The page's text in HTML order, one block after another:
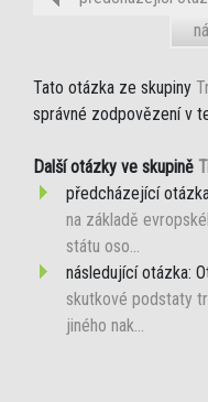
Tato otázka ze skupiny
správné zodpovězení v
Další otázky ve skupině
předcházející
na základě
státu oso...
následující otázka:
skutkové podstaty
jiného nak...